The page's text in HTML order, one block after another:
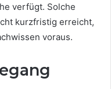
verfügt. Solche
kurzfristig erreicht,
voraus.